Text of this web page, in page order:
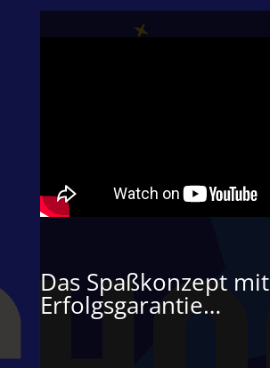
Das Spaßkonzept mit
Erfolgsgarantie…